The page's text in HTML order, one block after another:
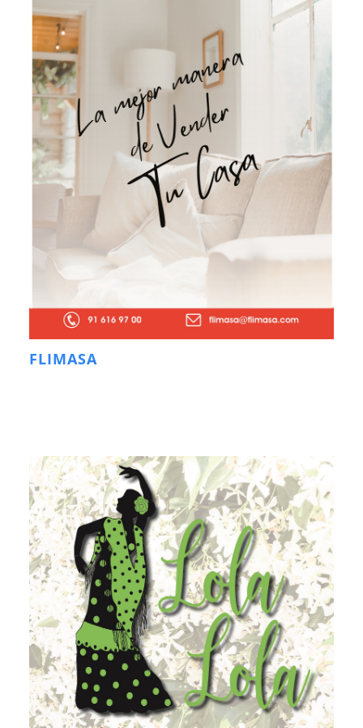
FLIMASA